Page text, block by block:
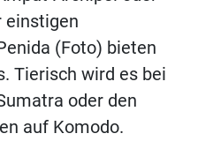
einstigen
(Foto) bieten
Tierisch wird es bei
oder den
auf Komodo.